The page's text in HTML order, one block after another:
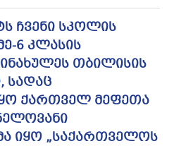
ჩვენი სკოლის
6 კლასის
თბილისის
სადაც
ქართველ მეფეთა
იყო „საქართველოს